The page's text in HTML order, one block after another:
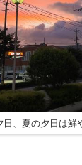
、夏の夕日は鮮